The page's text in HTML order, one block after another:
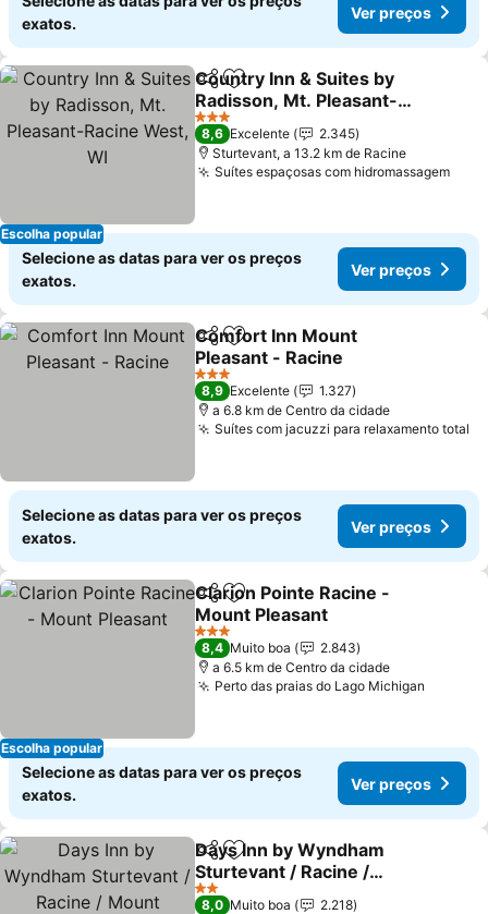
exatos.
Ver preços
Escolha popular
PartilharAdicionar aos favoritos
Country Inn & Suites by
Radisson, Mt. Pleasant-
Racine West, WI
3 Estrelas
8,6 Excelente
2.345
Sturtevant, a 13.2 km de Racine
Suítes espaçosas com hidromassagem
Selecione as datas para ver os preços
exatos.
Ver preços
PartilharAdicionar aos favoritos
Comfort Inn Mount
Pleasant - Racine
3 Estrelas
8,9 Excelente
1.327
a 6.8 km de Centro da cidade
Suítes com jacuzzi para relaxamento total
Selecione as datas para ver os preços
exatos.
Ver preços
Escolha popular
PartilharAdicionar aos favoritos
Clarion Pointe Racine -
Mount Pleasant
3 Estrelas
8,4 Muito boa
2.843
a 6.5 km de Centro da cidade
Perto das praias do Lago Michigan
Selecione as datas para ver os preços
exatos.
Ver preços
PartilharAdicionar aos favoritos
Days Inn by Wyndham
Sturtevant / Racine /
Mount Pleasant
2 Estrelas
8,0 Muito boa
2.218